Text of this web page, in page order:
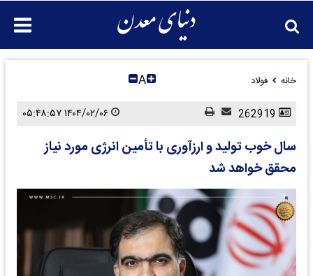
خانه فولاد A
سال خوب تولید و ارزآوری با تأمین انرژی مورد نیاز
محقق خواهد شد